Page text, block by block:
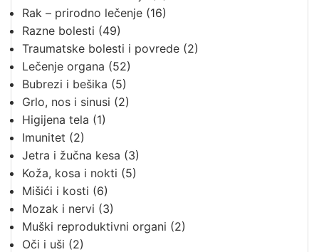
Rak – prirodno lečenje (16)
Razne bolesti (49)
Traumatske bolesti i povrede (2)
Lečenje organa (52)
Bubrezi i bešika (5)
Grlo, nos i sinusi (2)
Higijena tela (1)
Imunitet (2)
Jetra i žučna kesa (3)
Koža, kosa i nokti (5)
Mišići i kosti (6)
Mozak i nervi (3)
Muški reproduktivni organi (2)
Oči i uši (2)